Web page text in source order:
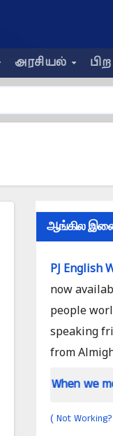
அரசியல்
ஆங்கில
PJ English
now
people
speaking
from
When we meet
( Not Working?